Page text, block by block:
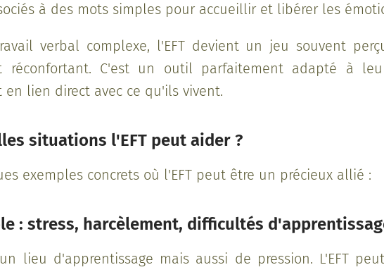
à des mots simples pour accueillir et libérer les
verbal complexe, l'EFT devient un jeu souvent
réconfortant. C'est un outil parfaitement adapté à
en lien direct avec ce qu'ils vivent.
situations l'EFT peut aider ?
exemples concrets où l'EFT peut être un précieux allié :
: stress, harcèlement, difficultés
lieu d'apprentissage mais aussi de pression. L'EFT